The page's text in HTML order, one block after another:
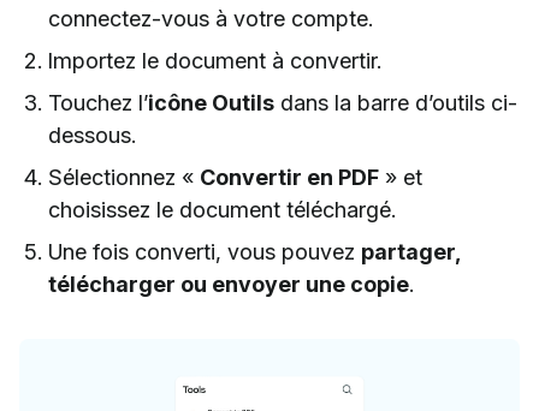
connectez-vous à votre compte.
Importez le document à convertir.
Touchez l’icône Outils dans la barre d’outils ci-
dessous.
Sélectionnez « Convertir en PDF » et
choisissez le document téléchargé.
Une fois converti, vous pouvez partager,
télécharger ou envoyer une copie.